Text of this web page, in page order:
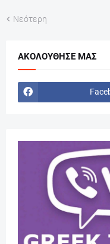
Νεότερη
ΑΚΟΛΟΎΘΗΣΕ ΜΑΣ